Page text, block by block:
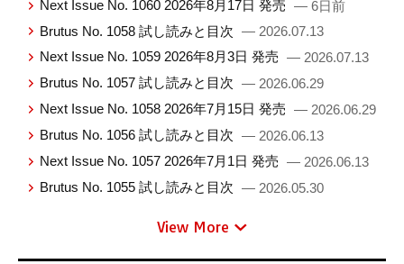
Next Issue No. 1060 2026年8月17日 発売 — 6日前
Brutus No. 1058 試し読みと目次 — 2026.07.13
Next Issue No. 1059 2026年8月3日 発売 — 2026.07.13
Brutus No. 1057 試し読みと目次 — 2026.06.29
Next Issue No. 1058 2026年7月15日 発売 — 2026.06.29
Brutus No. 1056 試し読みと目次 — 2026.06.13
Next Issue No. 1057 2026年7月1日 発売 — 2026.06.13
Brutus No. 1055 試し読みと目次 — 2026.05.30
View More